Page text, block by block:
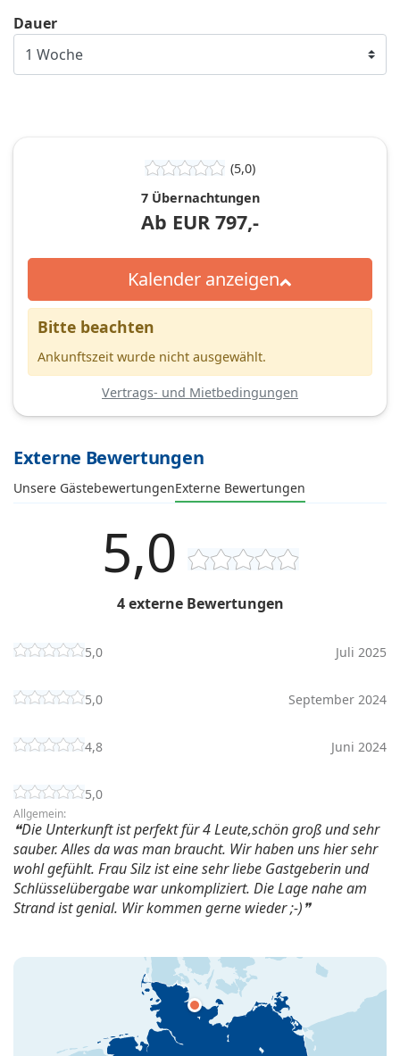
Dauer
(5,0)
7 Übernachtungen
Ab EUR 797,-
Kalender anzeigen
Bitte beachten
Ankunftszeit wurde nicht ausgewählt.
Vertrags- und Mietbedingungen
Externe Bewertungen
Unsere GästebewertungenExterne Bewertungen
5,0
4 externe Bewertungen
5,0 Juli 2025
5,0 September 2024
4,8 Juni 2024
5,0
Allgemein:
Die Unterkunft ist perfekt für 4 Leute,schön groß und sehr
sauber. Alles da was man braucht. Wir haben uns hier sehr
wohl gefühlt. Frau Silz ist eine sehr liebe Gastgeberin und
Schlüsselübergabe war unkompliziert. Die Lage nahe am
Strand ist genial. Wir kommen gerne wieder ;-)